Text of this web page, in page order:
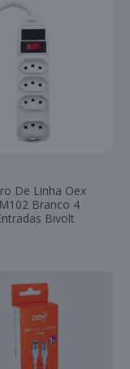
De Linha Oex
Branco 4
Bivolt